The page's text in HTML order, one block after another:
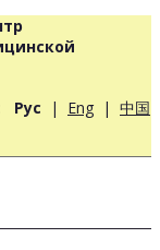
Рус | Eng | 中国